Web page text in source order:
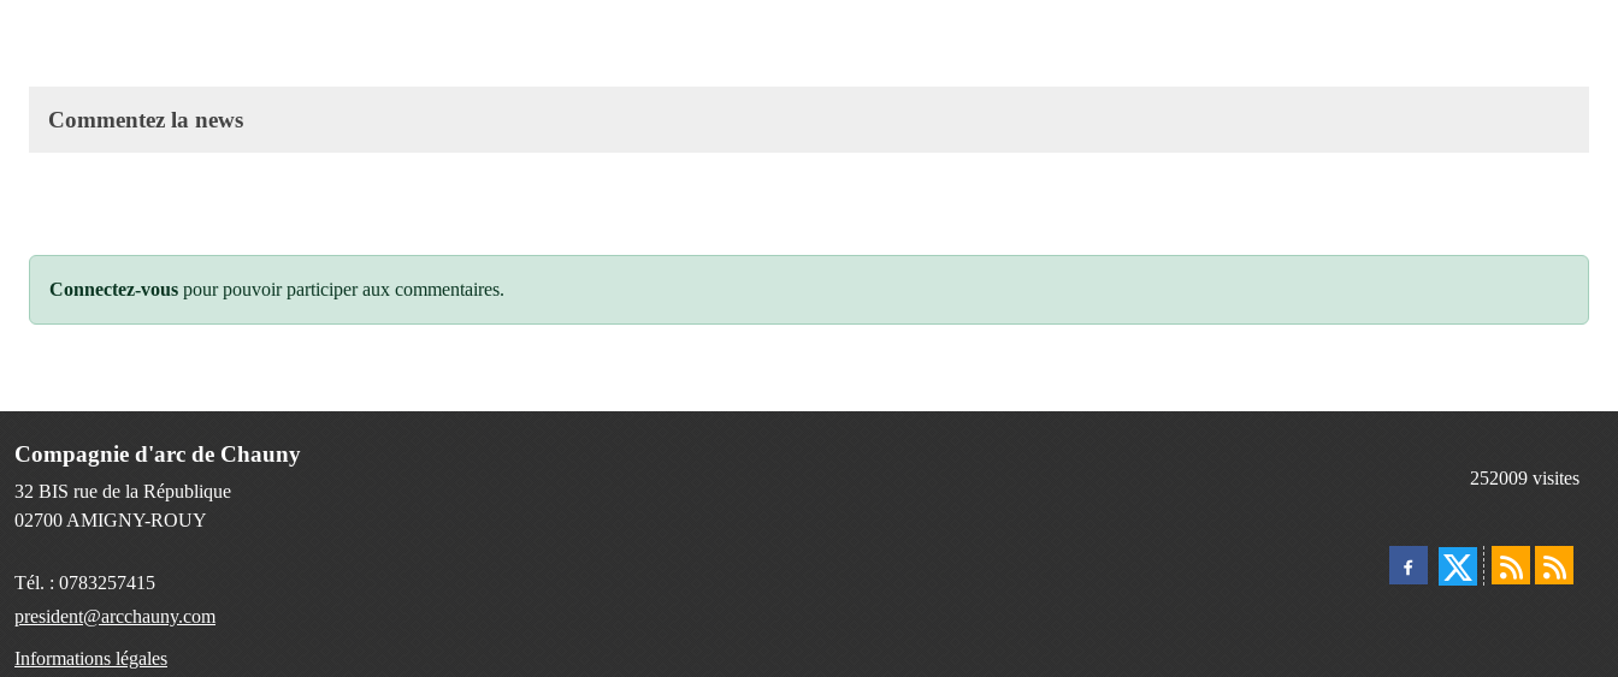
Commentez la news
Connectez-vous pour pouvoir participer aux commentaires.
Compagnie d'arc de Chauny
32 BIS rue de la République
02700 AMIGNY-ROUY
Tél. : 0783257415
president@arcchauny.com
Informations légales
252009 visites